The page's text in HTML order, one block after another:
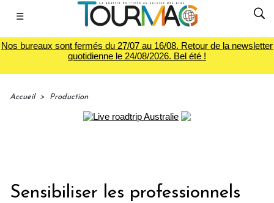
☰
Nos bureaux sont fermés du 27/07 au 16/08. Retour de la newsletter
quotidienne le 24/08/2026. Bel été !
Accueil > Production
Sensibiliser les professionnels